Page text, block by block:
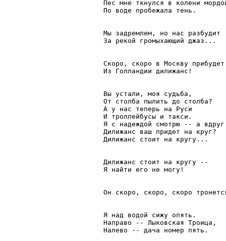
Пес мне ткнулся в колени
По воде пробежала тень.
Мы задремлем, но нас разбудит
За рекой громыхающий джаз...
Скоро, скоро в Москву прибудет
Из Голландии дилижанс!
Вы устали, моя судьба,
От столба пылить до столба?
А у нас теперь на Руси
И троллейбусы и такси.
Я с надеждой смотрю -- а вдруг
Дилижанс ваш придет на круг?
Дилижанс стоит на кругу...
Дилижанс стоит на кругу --
Я найти его не могу!
Он скоро, скоро, скоро
Я над водой сижу опять.
Направо -- Лыковская Троица,
Налево -- дача номер пять.